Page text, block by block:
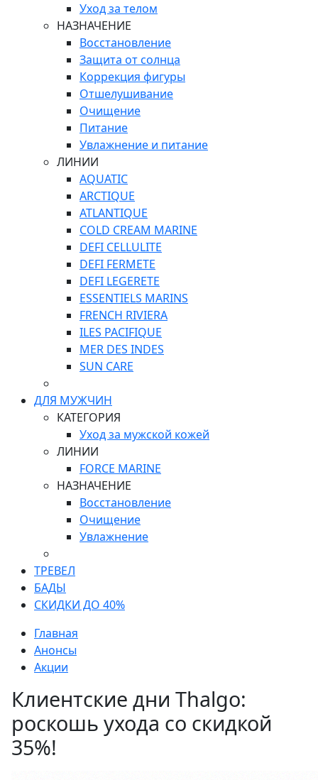
Уход за телом
НАЗНАЧЕНИЕ
Восстановление
Защита от солнца
Коррекция фигуры
Отшелушивание
Очищение
Питание
Увлажнение и питание
ЛИНИИ
AQUATIC
ARCTIQUE
ATLANTIQUE
COLD CREAM MARINE
DEFI CELLULITE
DEFI FERMETE
DEFI LEGERETE
ESSENTIELS MARINS
FRENCH RIVIERA
ILES PACIFIQUE
MER DES INDES
SUN CARE
ДЛЯ МУЖЧИН
КАТЕГОРИЯ
Уход за мужской кожей
ЛИНИИ
FORCE MARINE
НАЗНАЧЕНИЕ
Восстановление
Очищение
Увлажнение
ТРЕВЕЛ
БАДЫ
СКИДКИ ДО 40%
Главная
Анонсы
Акции
Клиентские дни Thalgo:
роскошь ухода со скидкой
35%!